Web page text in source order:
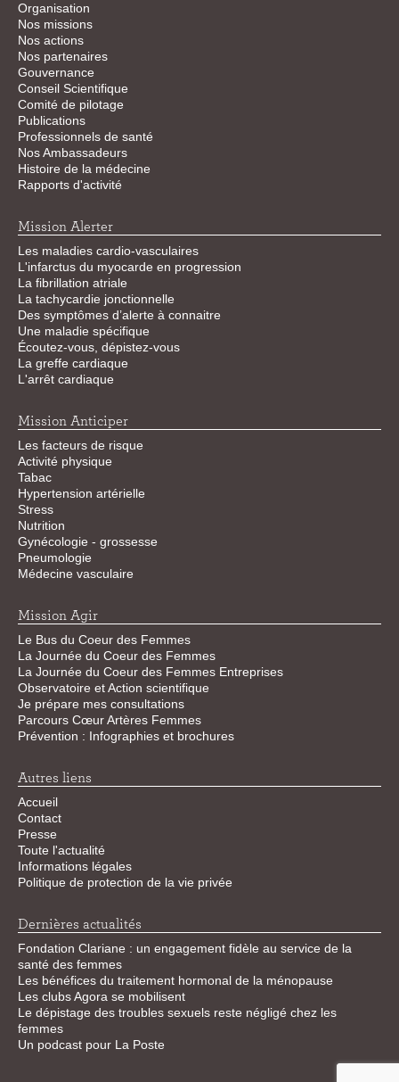
Organisation
Nos missions
Nos actions
Nos partenaires
Gouvernance
Conseil Scientifique
Comité de pilotage
Publications
Professionnels de santé
Nos Ambassadeurs
Histoire de la médecine
Rapports d'activité
Mission Alerter
Les maladies cardio-vasculaires
L'infarctus du myocarde en progression
La fibrillation atriale
La tachycardie jonctionnelle
Des symptômes d’alerte à connaitre
Une maladie spécifique
Écoutez-vous, dépistez-vous
La greffe cardiaque
L'arrêt cardiaque
Mission Anticiper
Les facteurs de risque
Activité physique
Tabac
Hypertension artérielle
Stress
Nutrition
Gynécologie - grossesse
Pneumologie
Médecine vasculaire
Mission Agir
Le Bus du Coeur des Femmes
La Journée du Coeur des Femmes
La Journée du Coeur des Femmes Entreprises
Observatoire et Action scientifique
Je prépare mes consultations
Parcours Cœur Artères Femmes
Prévention : Infographies et brochures
Autres liens
Accueil
Contact
Presse
Toute l'actualité
Informations légales
Politique de protection de la vie privée
Dernières actualités
Fondation Clariane : un engagement fidèle au service de la
santé des femmes
Les bénéfices du traitement hormonal de la ménopause
Les clubs Agora se mobilisent
Le dépistage des troubles sexuels reste négligé chez les
femmes
Un podcast pour La Poste